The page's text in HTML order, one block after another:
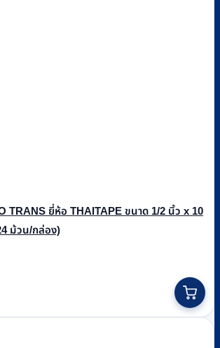
TRANS ยี่ห้อ THAITAPE ขนาด 1/2 นิ้ว x 10
ม้วน/กล่อง)